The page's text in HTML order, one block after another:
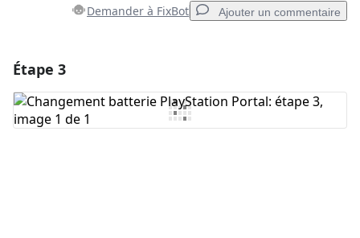
Demander à FixBot Ajouter un commentaire
Ajouter un commentaire
Étape 3